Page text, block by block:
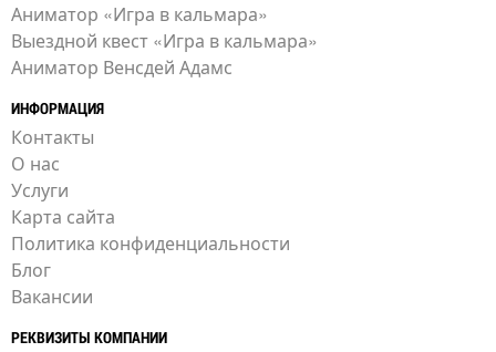
Аниматор «Игра в кальмара»
Выездной квест «Игра в кальмара»
Аниматор Венсдей Адамс
ИНФОРМАЦИЯ
Контакты
О нас
Услуги
Карта сайта
Политика конфиденциальности
Блог
Вакансии
РЕКВИЗИТЫ КОМПАНИИ